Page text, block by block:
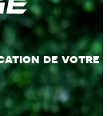
de votre